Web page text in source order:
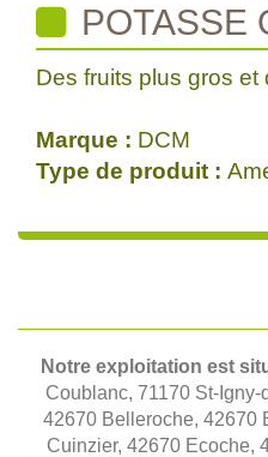
POTASSE
Des fruits plus gros et
Marque : DCM
Type de produit :
Notre exploitation est
Coublanc, 71170 St-
42670 Belleroche, 42670
Cuinzier, 42670 Ecoche,